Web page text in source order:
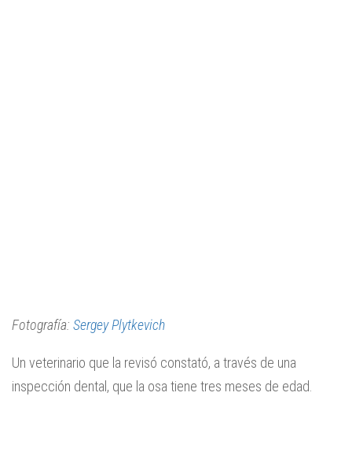
Fotografía: Sergey Plytkevich
Un veterinario que la revisó constató, a través de una
inspección dental, que la osa tiene tres meses de edad.